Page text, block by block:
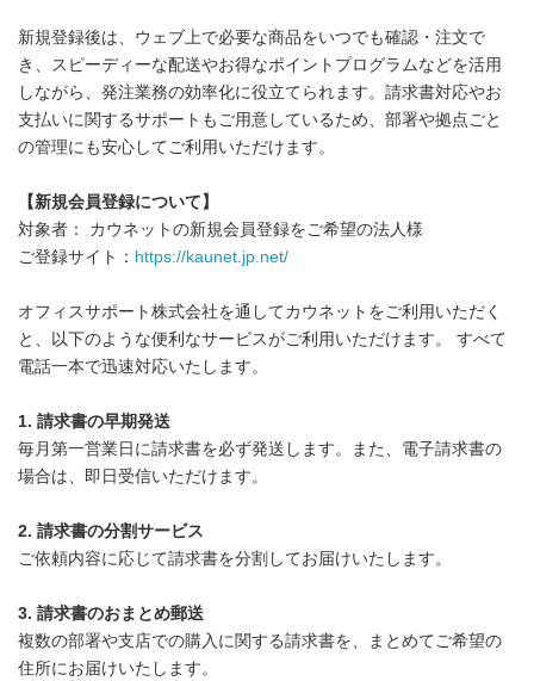
新規登録後は、ウェブ上で必要な商品をいつでも確認・注文で
き、スピーディーな配送やお得なポイントプログラムなどを活用
しながら、発注業務の効率化に役立てられます。請求書対応やお
支払いに関するサポートもご用意しているため、部署や拠点ごと
の管理にも安心してご利用いただけます。
【新規会員登録について】
対象者： カウネットの新規会員登録をご希望の法人様
ご登録サイト： https://kaunet.jp.net/
オフィスサポート株式会社を通してカウネットをご利用いただく
と、以下のような便利なサービスがご利用いただけます。 すべて
電話一本で迅速対応いたします。
1. 請求書の早期発送
毎月第一営業日に請求書を必ず発送します。また、電子請求書の
場合は、即日受信いただけます。
2. 請求書の分割サービス
ご依頼内容に応じて請求書を分割してお届けいたします。
3. 請求書のおまとめ郵送
複数の部署や支店での購入に関する請求書を、まとめてご希望の
住所にお届けいたします。